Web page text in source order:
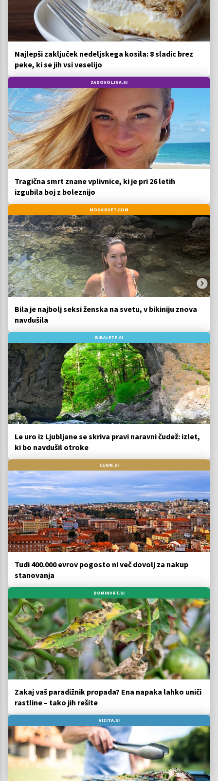
Najlepši zaključek nedeljskega kosila: 8 sladic brez
peke, ki se jih vsi veselijo
ZADOVOLJNA.SI
Tragična smrt znane vplivnice, ki je pri 26 letih
izgubila boj z boleznijo
MOSKISVET.COM
Bila je najbolj seksi ženska na svetu, v bikiniju znova
navdušila
BIBALEZE.SI
Le uro iz Ljubljane se skriva pravi naravni čudež: izlet,
ki bo navdušil otroke
CEKIN.SI
Tudi 400.000 evrov pogosto ni več dovolj za nakup
stanovanja
DOMINVRT.SI
Zakaj vaš paradižnik propada? Ena napaka lahko uniči
rastline – tako jih rešite
VIZITA.SI